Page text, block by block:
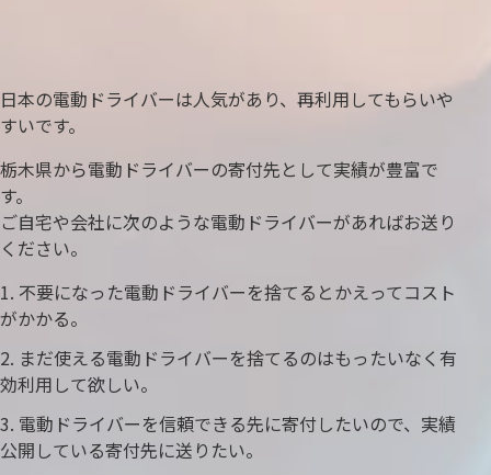
日本の電動ドライバーは人気があり、再利用してもらいや
すいです。
栃木県から電動ドライバーの寄付先として実績が豊富で
す。
ご自宅や会社に次のような電動ドライバーがあればお送り
ください。
不要になった電動ドライバーを捨てるとかえってコスト
がかかる。
まだ使える電動ドライバーを捨てるのはもったいなく有
効利用して欲しい。
電動ドライバーを信頼できる先に寄付したいので、実績
公開している寄付先に送りたい。